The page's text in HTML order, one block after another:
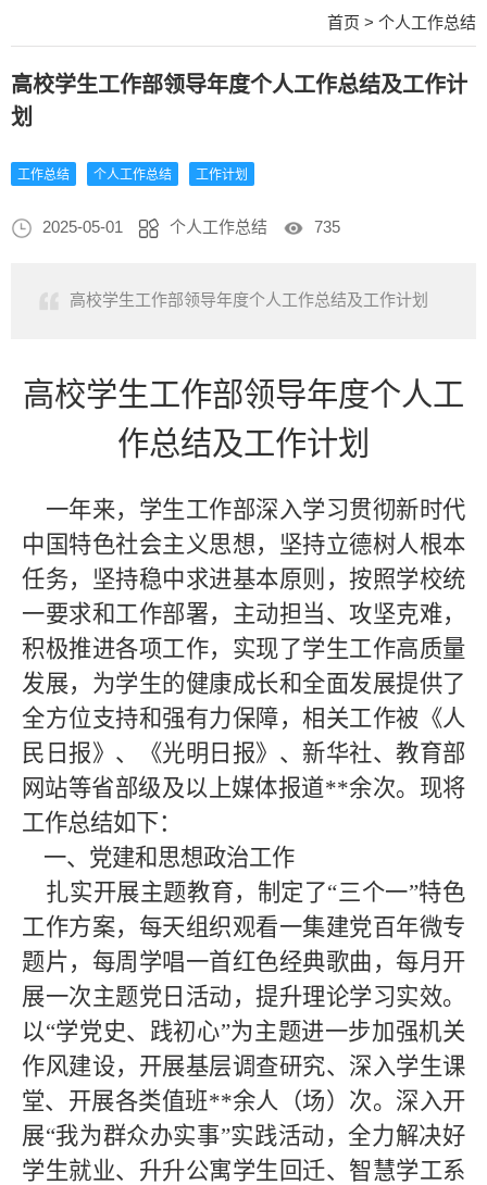
首页 > 个人工作总结
高校学生工作部领导年度个人工作总结及工作计
划
工作总结 个人工作总结 工作计划
2025-05-01 个人工作总结 735
高校学生工作部领导年度个人工作总结及工作计划
高校学生工作部领导年度个人工
作总结及工作计划
一年来，学生工作部深入学习贯彻新时代
中国特色社会主义思想，坚持立德树人根本
任务，坚持稳中求进基本原则，按照学校统
一要求和工作部署，主动担当、攻坚克难，
积极推进各项工作，实现了学生工作高质量
发展，为学生的健康成长和全面发展提供了
全方位支持和强有力保障，相关工作被《人
民日报》、《光明日报》、新华社、教育部
网站等省部级及以上媒体报道**余次。现将
工作总结如下：
一、党建和思想政治工作
扎实开展主题教育，制定了“三个一”特色
工作方案，每天组织观看一集建党百年微专
题片，每周学唱一首红色经典歌曲，每月开
展一次主题党日活动，提升理论学习实效。
以“学党史、践初心”为主题进一步加强机关
作风建设，开展基层调查研究、深入学生课
堂、开展各类值班**余人（场）次。深入开
展“我为群众办实事”实践活动，全力解决好
学生就业、升升公寓学生回迁、智慧学工系